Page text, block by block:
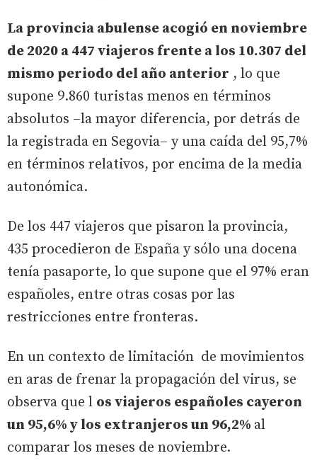
La provincia abulense acogió en noviembre
de 2020 a 447 viajeros frente a los 10.307 del
mismo periodo del año anterior , lo que
supone 9.860 turistas menos en términos
absolutos –la mayor diferencia, por detrás de
la registrada en Segovia– y una caída del 95,7%
en términos relativos, por encima de la media
autonómica.
De los 447 viajeros que pisaron la provincia,
435 procedieron de España y sólo una docena
tenía pasaporte, lo que supone que el 97% eran
españoles, entre otras cosas por las
restricciones entre fronteras.
En un contexto de limitación de movimientos
en aras de frenar la propagación del virus, se
observa que l os viajeros españoles cayeron
un 95,6% y los extranjeros un 96,2% al
comparar los meses de noviembre.